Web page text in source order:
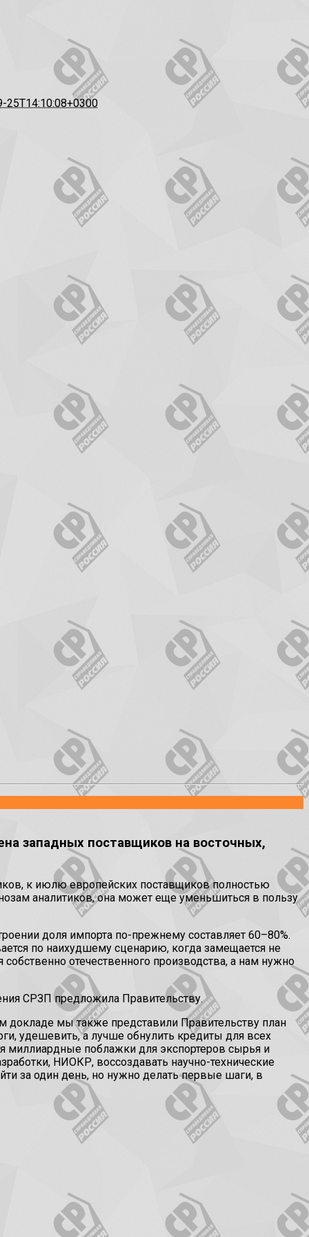
25T14:10:08+0300
западных поставщиков на восточных,
к июлю европейских поставщиков полностью
аналитиков, она может еще уменьшиться в пользу
доля импорта по-прежнему составляет 60–80%.
по наихудшему сценарию, когда замещается не
отечественного производства, а нам нужно
СРЗП предложила Правительству.
мы также представили Правительству план
удешевить, а лучше обнулить кредиты для всех
миллиардные поблажки для экспортеров сырья и
НИОКР, воссоздавать научно-технические
за один день, но нужно делать первые шаги, в